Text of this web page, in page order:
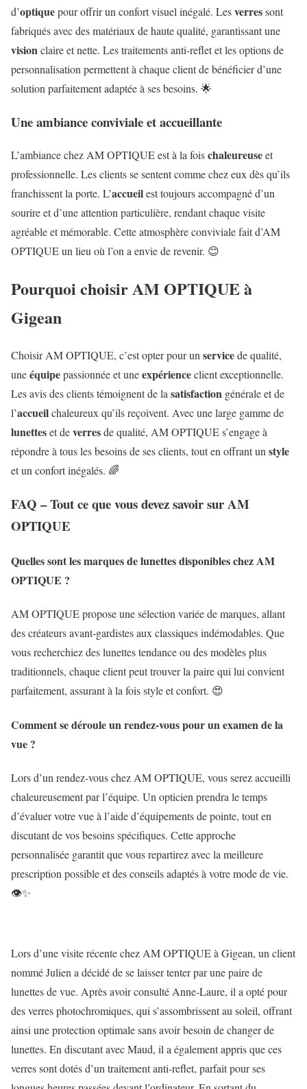
d’optiquepour offrir un confort visuel inégalé. Lesverressont
fabriqués avec des matériaux de haute qualité, garantissant une
visionclaire et nette. Les traitements anti-reflet et les options de
personnalisation permettent à chaque client de bénéficier d’une
solution parfaitement adaptée à ses besoins. 🌟
Une ambiance conviviale et accueillante
L’ambiance chez AM OPTIQUE est à la foischaleureuseet
professionnelle. Les clients se sentent comme chez eux dès qu’ils
franchissent la porte. L’accueilest toujours accompagné d’un
sourire et d’une attention particulière, rendant chaque visite
agréable et mémorable. Cette atmosphère conviviale fait d’AM
OPTIQUE un lieu où l’on a envie de revenir. 😊
Pourquoi choisir AM OPTIQUE à
Gigean
Choisir AM OPTIQUE, c’est opter pour unservicede qualité,
uneéquipepassionnée et uneexpérienceclient exceptionnelle.
Les avis des clients témoignent de lasatisfaction générale et de
l’accueilchaleureux qu’ils reçoivent. Avec une large gamme de
lunetteset deverresde qualité, AM OPTIQUE s’engage à
répondre à tous les besoins de ses clients, tout en offrant unstyle
et un confort inégalés. 🌈
FAQ – Tout ce que vous devez savoir sur AM
OPTIQUE
Quelles sont les marques de lunettes disponibles chez AM
OPTIQUE ?
AM OPTIQUE propose une sélection variée de marques, allant
des créateurs avant-gardistes aux classiques indémodables. Que
vous recherchiez des lunettes tendance ou des modèles plus
traditionnels, chaque client peut trouver la paire qui lui convient
parfaitement, assurant à la fois style et confort. 😍
Comment se déroule un rendez-vous pour un examen de la
vue ?
Lors d’un rendez-vous chez AM OPTIQUE, vous serez accueilli
chaleureusement par l’équipe. Un opticien prendra le temps
d’évaluer votre vue à l’aide d’équipements de pointe, tout en
discutant de vos besoins spécifiques. Cette approche
personnalisée garantit que vous repartirez avec la meilleure
prescription possible et des conseils adaptés à votre mode de vie.
👁️✨
Lors d’une visite récente chez AM OPTIQUE à Gigean, un client
nommé Julien a décidé de se laisser tenter par une paire de
lunettes de vue. Après avoir consulté Anne-Laure, il a opté pour
des verres photochromiques, qui s’assombrissent au soleil, offrant
ainsi une protection optimale sans avoir besoin de changer de
lunettes. En discutant avec Maud, il a également appris que ces
verres sont dotés d’un traitement anti-reflet, parfait pour ses